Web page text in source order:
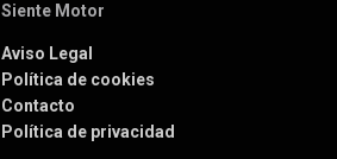
Siente Motor
Aviso Legal
Política de cookies
Contacto
Política de privacidad